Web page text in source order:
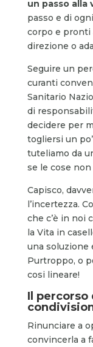
un passo alla
passo e di
corpo e pronti
direzione o
Seguire un
curanti
Sanitario
di
decidere per
togliersi un
tuteliamo da
se le cose
Capisco,
l’incertezza.
che c’è in noi
la Vita in
una soluzione
Purtroppo, o
cosi lineare!
Il percorso
Rinunciare a
convincerla a